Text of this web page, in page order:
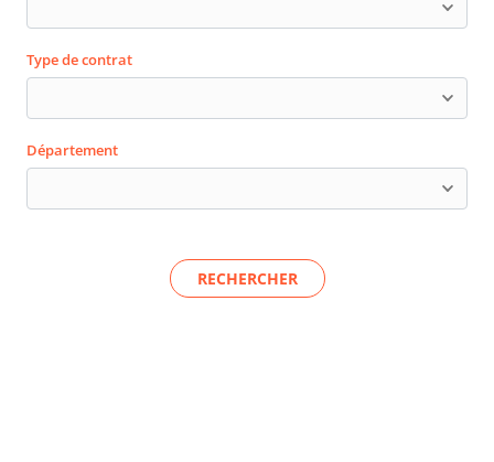
Type de contrat
Département